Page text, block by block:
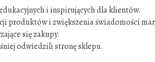
i inspirujących dla klientów.
produktów i zwiększenia świadomości
się zakupy.
odwiedzili stronę sklepu.